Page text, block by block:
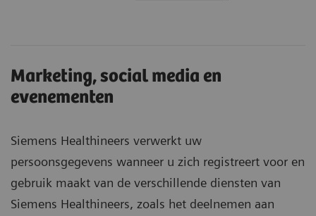
Marketing, social media en
evenementen
Siemens Healthineers verwerkt uw
persoonsgegevens wanneer u zich registreert voor en
gebruik maakt van de verschillende diensten van
Siemens Healthineers, zoals het deelnemen aan